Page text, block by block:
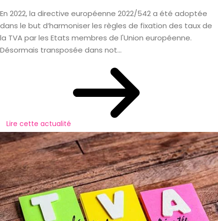
En 2022, la directive européenne 2022/542 a été adoptée
dans le but d’harmoniser les règles de fixation des taux de
la TVA par les Etats membres de l'Union européenne.
Désormais transposée dans not...
Lire cette actualité